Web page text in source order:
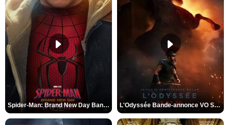
Spider-Man: Brand New Day Bande-annonce VO STFR L'Odyssée Bande-annonce VO STFR